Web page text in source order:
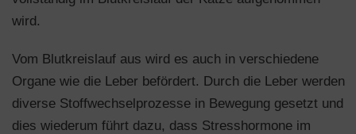
wird.
Vom Blutkreislauf aus wird es auch in verschiedene
Organe wie die Leber befördert. Durch die Leber werden
diverse Stoffwechselprozesse in Bewegung gesetzt und
dies wiederum führt dazu, dass Stresshormone im